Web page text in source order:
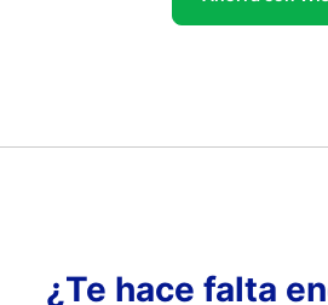
¿Te hace falta